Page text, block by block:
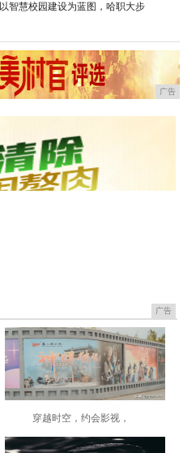
以智慧校园建设为蓝图，哈职大步
广告
广告
穿越时空，约会影视，